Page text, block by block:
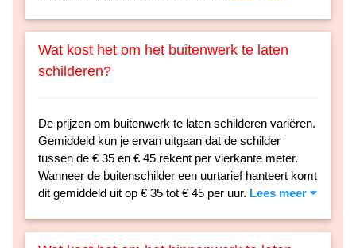
Wat kost het om het buitenwerk te laten
schilderen?
De prijzen om buitenwerk te laten schilderen variëren.
Gemiddeld kun je ervan uitgaan dat de schilder
tussen de € 35 en € 45 rekent per vierkante meter.
Wanneer de buitenschilder een uurtarief hanteert komt
dit gemiddeld uit op € 35 tot € 45 per uur. Lees meer